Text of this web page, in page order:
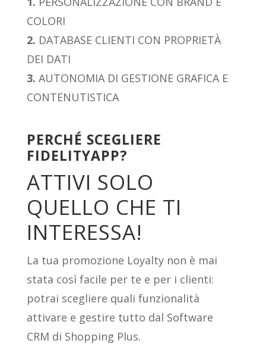
COLORI
2. DATABASE CLIENTI CON PROPRIETÀ
DEI DATI
3. AUTONOMIA DI GESTIONE GRAFICA E
CONTENUTISTICA
PERCHÉ SCEGLIERE
FIDELITYAPP?
ATTIVI SOLO
QUELLO CHE TI
INTERESSA!
La tua promozione Loyalty non è mai
stata così facile per te e per i clienti:
potrai scegliere quali funzionalità
attivare e gestire tutto dal Software
CRM di Shopping Plus.